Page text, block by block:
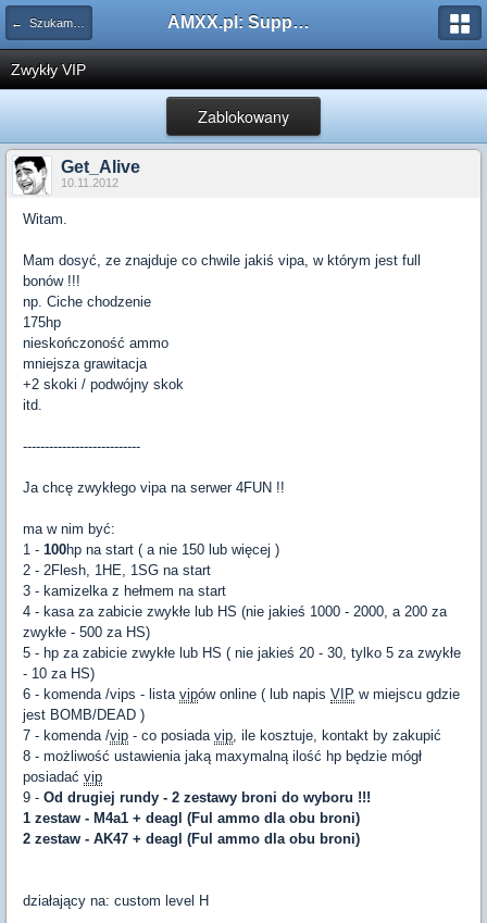
← Szukam pluginu AMXX.pl: Support AMX Mod X i SourceMod
Zwykły VIP
Zablokowany
Get_Alive
10.11.2012
Witam.
Mam dosyć, ze znajduje co chwile jakiś vipa, w którym jest full
bonów !!!
np. Ciche chodzenie
175hp
nieskończoność ammo
mniejsza grawitacja
+2 skoki / podwójny skok
itd.
---------------------------
Ja chcę zwykłego vipa na serwer 4FUN !!
ma w nim być:
1 - 100hp na start ( a nie 150 lub więcej )
2 - 2Flesh, 1HE, 1SG na start
3 - kamizelka z hełmem na start
4 - kasa za zabicie zwykłe lub HS (nie jakieś 1000 - 2000, a 200 za
zwykłe - 500 za HS)
5 - hp za zabicie zwykłe lub HS ( nie jakieś 20 - 30, tylko 5 za zwykłe
- 10 za HS)
6 - komenda /vips - lista vipów online ( lub napis VIP w miejscu gdzie
jest BOMB/DEAD )
7 - komenda /vip - co posiada vip, ile kosztuje, kontakt by zakupić
8 - możliwość ustawienia jaką maxymalną ilość hp będzie mógł
posiadać vip
9 - Od drugiej rundy - 2 zestawy broni do wyboru !!!
1 zestaw - M4a1 + deagl (Ful ammo dla obu broni)
2 zestaw - AK47 + deagl (Ful ammo dla obu broni)
działający na: custom level H